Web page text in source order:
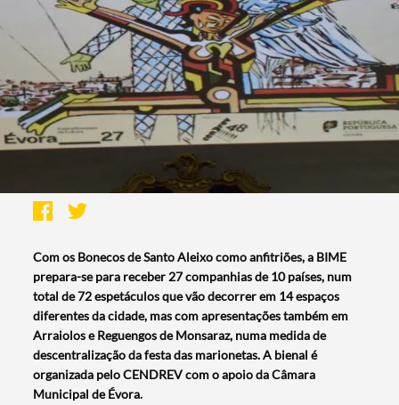
Com os Bonecos de Santo Aleixo como anfitriões, a BIME
prepara-se para receber 27 companhias de 10 países, num
total de 72 espetáculos que vão decorrer em 14 espaços
diferentes da cidade, mas com apresentações também em
Arraiolos e Reguengos de Monsaraz, numa medida de
descentralização da festa das marionetas. A bienal é
organizada pelo CENDREV com o apoio da Câmara
Municipal de Évora.